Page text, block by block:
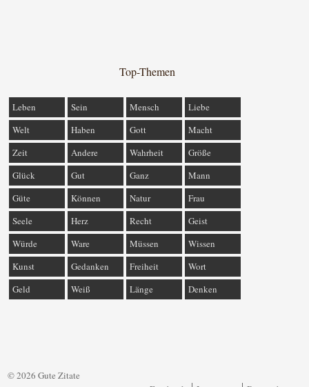
Top-Themen
Leben Sein Mensch
Liebe
Welt
Haben Gott
Macht
Zeit
Andere Wahrheit
Größe
Glück
Gut Ganz
Mann
Güte
Können Natur
Frau
Seele
Herz Recht
Geist
Würde
Ware Müssen
Wissen
Kunst
Gedanken Freiheit
Wort
Geld
Weiß Länge Denken
© 2026 Gute Zitate